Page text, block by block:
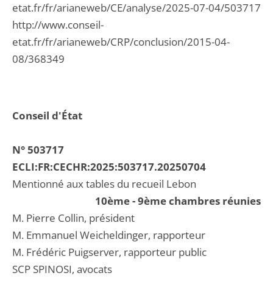
Conseil d'État
N° 503717
ECLI:FR:CECHR:2025:503717.20250704
Mentionné aux tables du recueil Lebon
10ème - 9ème chambres réunies
M. Pierre Collin, président
M. Emmanuel Weicheldinger, rapporteur
M. Frédéric Puigserver, rapporteur public
SCP SPINOSI, avocats
etat.fr/fr/arianeweb/CE/analyse/2025-07-04/503717
http://www.conseil-
etat.fr/fr/arianeweb/CRP/conclusion/2015-04-
08/368349